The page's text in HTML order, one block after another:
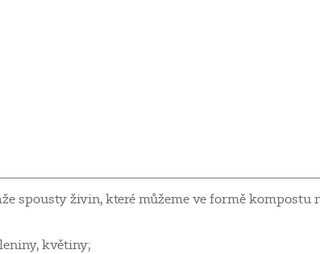
spousty živin, které můžeme ve formě kompostu
květiny;